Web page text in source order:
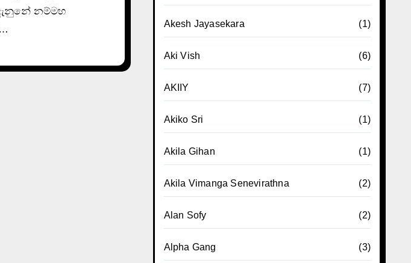
නම්මහ
Akesh Jayasekara (1)
Aki Vish (6)
AKIIY (7)
Akiko Sri (1)
Akila Gihan (1)
Akila Vimanga Senevirathna (2)
Alan Sofy (2)
Alpha Gang (3)